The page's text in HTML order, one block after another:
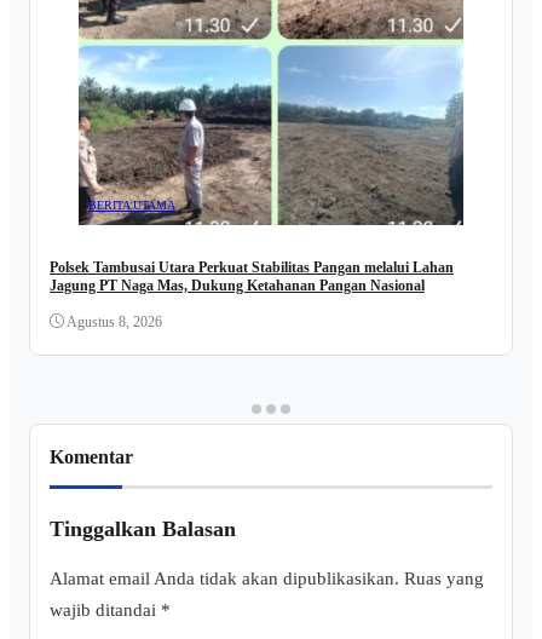
BERITA UTAMA
Polsek Tambusai Utara Perkuat Stabilitas Pangan melalui Lahan
Jagung PT Naga Mas, Dukung Ketahanan Pangan Nasional
Agustus 8, 2026
Komentar
Tinggalkan Balasan
Alamat email Anda tidak akan dipublikasikan. Ruas yang
wajib ditandai *